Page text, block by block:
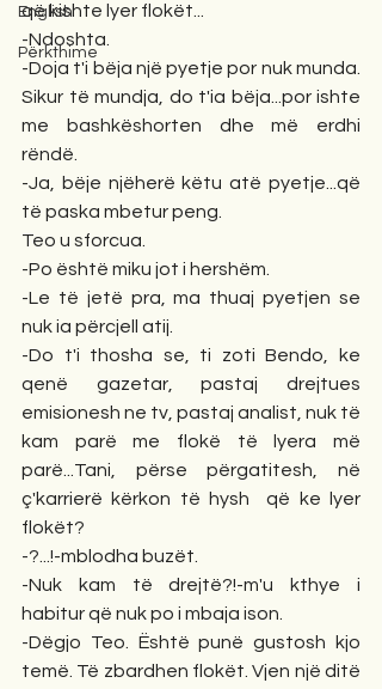
English
Përkthime
që kishte lyer flokët...
-Ndoshta.
-Doja t'i bëja një pyetje por nuk munda.
Sikur të mundja, do t'ia bëja...por ishte
me bashkëshorten dhe më erdhi
rëndë.
-Ja, bëje njëherë këtu atë pyetje...që
të paska mbetur peng.
Teo u sforcua.
-Po është miku jot i hershëm.
-Le të jetë pra, ma thuaj pyetjen se
nuk ia përcjell atij.
-Do t'i thosha se, ti zoti Bendo, ke
qenë gazetar, pastaj drejtues
emisionesh ne tv, pastaj analist, nuk të
kam parë me flokë të lyera më
parë...Tani, përse përgatitesh, në
ç'karrierë kërkon të hysh  që ke lyer
flokët?
-?...!-mblodha buzët.
-Nuk kam të drejtë?!-m'u kthye i
habitur që nuk po i mbaja ison.
-Dëgjo Teo. Është punë gustosh kjo
temë. Të zbardhen flokët. Vjen një ditë